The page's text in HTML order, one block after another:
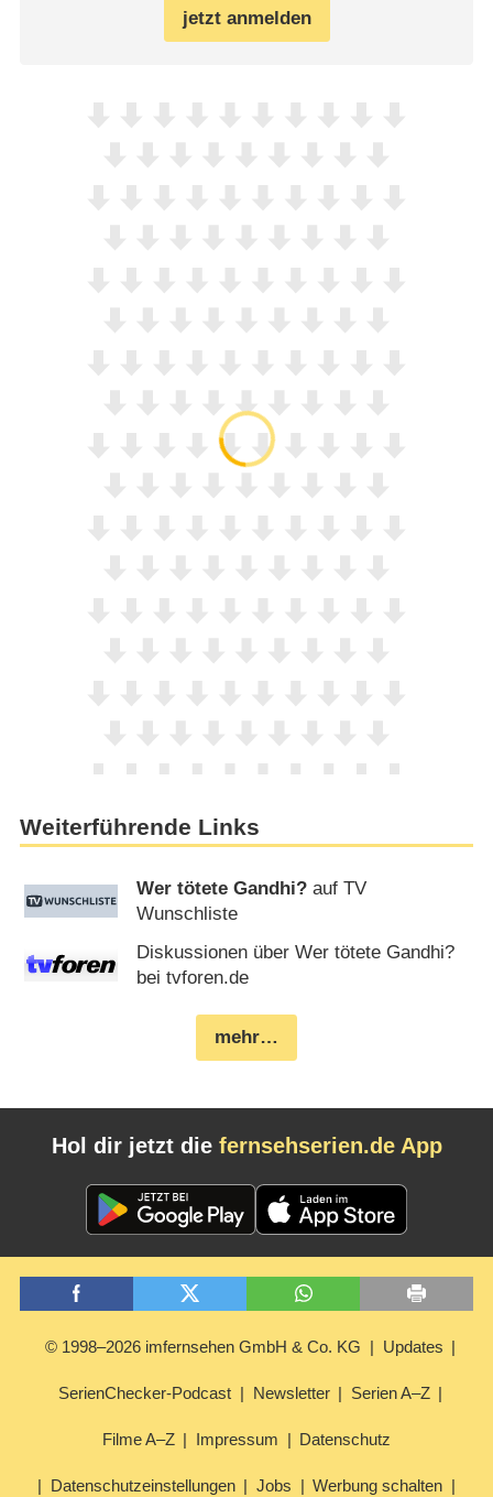
jetzt anmelden
Weiterführende Links
Wer tötete Gandhi? auf TV
Wunschliste
Diskussionen über Wer tötete Gandhi?
bei tvforen.de
mehr…
Hol dir jetzt die fernsehserien.de App
© 1998–2026 imfernsehen GmbH & Co. KG Updates
SerienChecker-Podcast Newsletter Serien A–Z
Filme A–Z Impressum Datenschutz
Datenschutzeinstellungen Jobs Werbung schalten